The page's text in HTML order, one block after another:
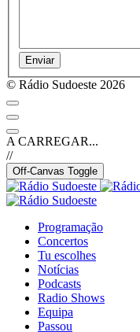
Enviar
© Rádio Sudoeste 2026
A CARREGAR...
//
Off-Canvas Toggle
Programação
Concertos
Tu escolhes
Notícias
Podcasts
Radio Shows
Equipa
Passou